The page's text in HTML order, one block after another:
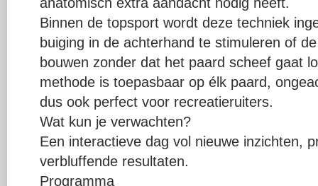
Binnen de topsport wordt deze techniek
buiging in de achterhand te stimuleren of
bouwen zonder dat het paard scheef gaat
methode is toepasbaar op élk paard,
dus ook perfect voor recreatieruiters.
Wat kun je verwachten?
Een interactieve dag vol nieuwe inzichten,
verbluffende resultaten.
Programma